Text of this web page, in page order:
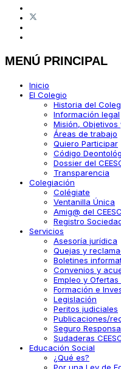
MENÚ PRINCIPAL
Inicio
El Colegio
Historia del
Información legal
Misión, Objetivos
Áreas de trabajo
Quiero Participar
Código
Dossier del
Transparencia
Colegiación
Colégiate
Ventanilla Única
Amig@ del
Registro
Servicios
Asesoría jurídica
Quejas y
Boletines
Convenios y
Empleo y Ofertas
Formación e
Legislación
Peritos judiciales
Publicaciones/
Seguro
Sudaderas
Educación Social
¿Qué es?